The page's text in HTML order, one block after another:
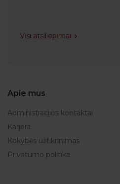
Visi atsiliepimai
Apie mus
Administracijos kontaktai
Karjera
Kokybės užtikrinimas
Privatumo politika